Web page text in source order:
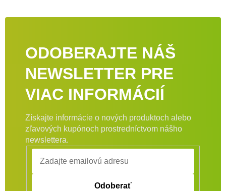
ODOBERAJTE NÁŠ
NEWSLETTER PRE
VIAC INFORMÁCIÍ
Získajte informácie o nových produktoch alebo
zľavových kupónoch prostredníctvom nášho
newslettera.
Odoberať